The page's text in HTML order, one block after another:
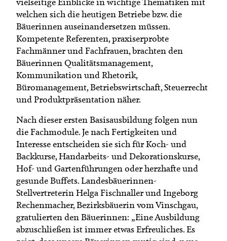
welchen sich die heutigen Betriebe bzw. die
Bäuerinnen auseinandersetzen müssen.
Kompetente Referenten, praxiserprobte
Fachmänner und Fachfrauen, brachten den
Bäuerinnen Qualitätsmanagement,
Kommunikation und Rhetorik,
Büromanagement, Betriebswirtschaft, Steuerrecht
und Produktpräsentation näher.
Nach dieser ersten Basisausbildung folgen nun
die Fachmodule. Je nach Fertigkeiten und
Interesse entscheiden sie sich für Koch- und
Backkurse, Handarbeits- und Dekorationskurse,
Hof- und Gartenführungen oder herzhafte und
gesunde Buffets. Landesbäuerinnen-
Stellvertreterin Helga Fischnaller und Ingeborg
Rechenmacher, Bezirksbäuerin vom Vinschgau,
gratulierten den Bäuerinnen: „Eine Ausbildung
abzuschließen ist immer etwas Erfreuliches. Es